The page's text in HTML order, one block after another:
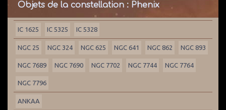
Objets de la constellation : Phenix
IC 1625 IC 5325 IC 5328
NGC 25 NGC 324 NGC 625 NGC 641 NGC 862 NGC 893
NGC 7689 NGC 7690 NGC 7702 NGC 7744 NGC 7764
NGC 7796
ANKAA